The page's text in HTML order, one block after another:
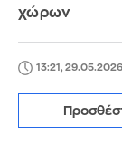
χώρων
13:21, 29.05.2026